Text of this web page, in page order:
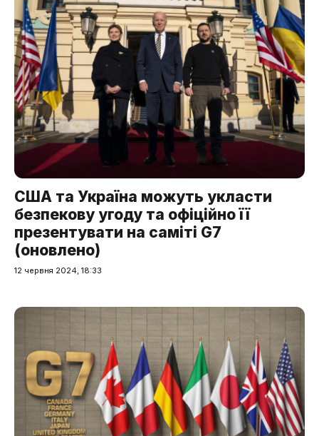
США та Україна можуть укласти
безпекову угоду та офіційно її
презентувати на саміті G7
(оновлено)
12 червня 2024, 18:33